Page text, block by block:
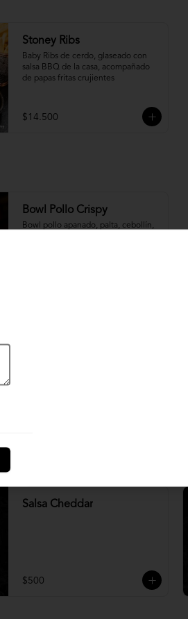
Stoney Ribs
Baby Ribs de cerdo, glaseado con
salsa BBQ de la casa, acompañado
de papas fritas crujientes
$14.500
Bowl Pollo Crispy
Bowl pollo apanado, palta, cebollín,
Salsa Cheddar
$500